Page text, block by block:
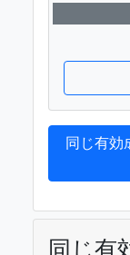
同じ有効
同じ有